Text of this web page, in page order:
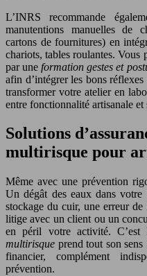
L’INRS recommande
manutentions manuelles de
cartons de fournitures) en
chariots, tables roulantes. Vous
par une formation gestes et
afin d’intégrer les bons
transformer votre atelier en
entre fonctionnalité artisanale
Solutions
multirisque pour
Même avec une prévention
Un dégât des eaux dans
stockage du cuir, une erreur
litige avec un client ou un
en péril votre activité. C’est
multirisque prend tout son
financier, complément
prévention.